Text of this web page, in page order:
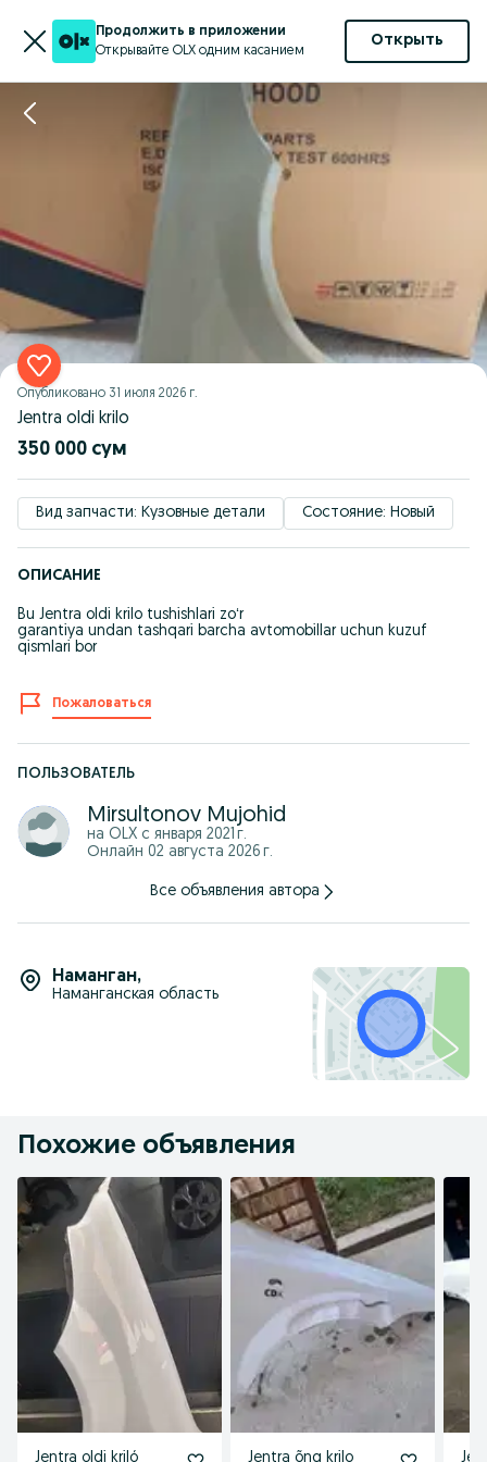
Продолжить в приложении
Открывайте OLX одним касанием
Открыть
Опубликовано 31 июля 2026 г.
Jentra oldi krilo
350 000 сум
Вид запчасти: Кузовные детали Состояние: Новый
ОПИСАНИЕ
Bu Jentra oldi krilo tushishlari zoʻr
garantiya undan tashqari barcha avtomobillar uchun kuzuf
qismlari bor
Пожаловаться
ПОЛЬЗОВАТЕЛЬ
Mirsultonov Mujohid
на OLX с января 2021 г.
Онлайн 02 августа 2026 г.
Все объявления автора
Наманган,
Наманганская область
Похожие объявления
Jentra oldi kriló Jentra õng krilo